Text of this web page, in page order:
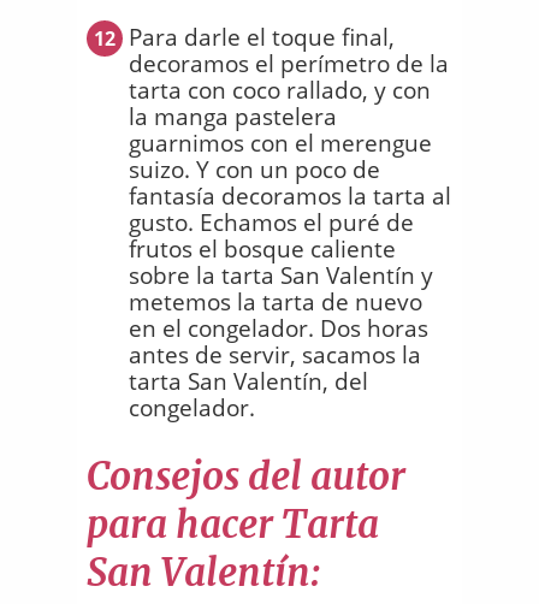
12 Para darle el toque final,
decoramos el perímetro de la
tarta con coco rallado, y con
la manga pastelera
guarnimos con el merengue
suizo. Y con un poco de
fantasía decoramos la tarta al
gusto. Echamos el puré de
frutos el bosque caliente
sobre la tarta San Valentín y
metemos la tarta de nuevo
en el congelador. Dos horas
antes de servir, sacamos la
tarta San Valentín, del
congelador.
Consejos del autor
para hacer Tarta
San Valentín: